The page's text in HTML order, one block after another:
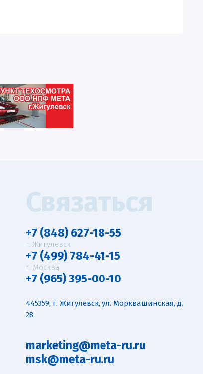
Связаться
+7 (848) 627-18-55
г. Жигулевск
+7 (499) 784-41-15
г. Москва
+7 (965) 395-00-10
445359, г. Жигулевск, ул. Морквашинская, д.
28
marketing@meta-ru.ru
msk@meta-ru.ru